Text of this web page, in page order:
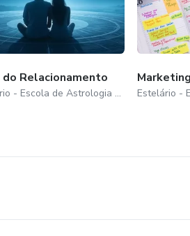
do Relacionamento
Estelário - Escola de Astrologia Online